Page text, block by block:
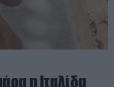
η Ιταλίδα